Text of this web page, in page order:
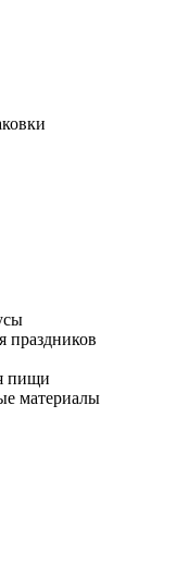
праздников
пищи
материалы